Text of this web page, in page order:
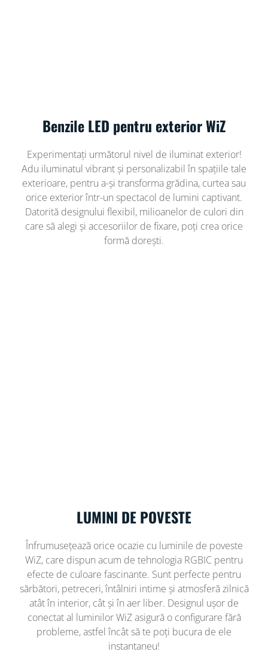
Benzile LED pentru exterior WiZ
Experimentați următorul nivel de iluminat exterior!
Adu iluminatul vibrant și personalizabil în spațiile tale
exterioare, pentru a-și transforma grădina, curtea sau
orice exterior într-un spectacol de lumini captivant.
Datorită designului flexibil, milioanelor de culori din
care să alegi și accesoriilor de fixare, poți crea orice
formă dorești.
LUMINI DE POVESTE
Înfrumusețează orice ocazie cu luminile de poveste
WiZ, care dispun acum de tehnologia RGBIC pentru
efecte de culoare fascinante. Sunt perfecte pentru
sărbători, petreceri, întâlniri intime și atmosferă zilnică
atât în ​​interior, cât și în aer liber. Designul ușor de
conectat al luminilor WiZ asigură o configurare fără
probleme, astfel încât să te poți bucura de ele
instantaneu!